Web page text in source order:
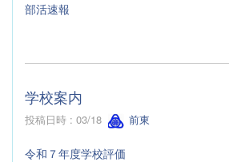
部活速報
学校案内
投稿日時 : 03/18 前東
令和７年度学校評価